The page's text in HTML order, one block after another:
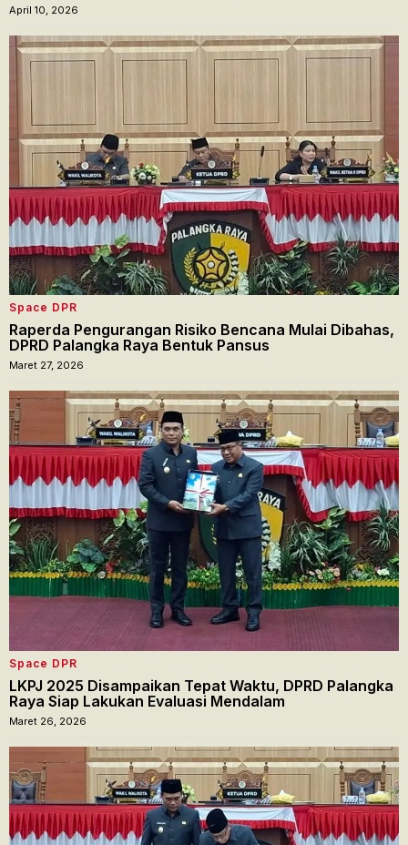
April 10, 2026
Space DPR
Raperda Pengurangan Risiko Bencana Mulai Dibahas,
DPRD Palangka Raya Bentuk Pansus
Maret 27, 2026
Space DPR
LKPJ 2025 Disampaikan Tepat Waktu, DPRD Palangka
Raya Siap Lakukan Evaluasi Mendalam
Maret 26, 2026